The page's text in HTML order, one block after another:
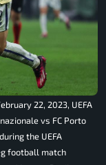
22, 2023, UEFA
vs FC Porto
the UEFA
football match